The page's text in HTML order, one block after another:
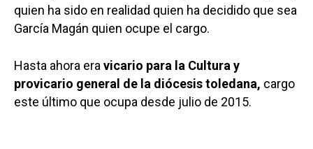
quien ha sido en realidad quien ha decidido que sea
García Magán quien ocupe el cargo.
Hasta ahora era vicario para la Cultura y
provicario general de la diócesis toledana, cargo
este último que ocupa desde julio de 2015.